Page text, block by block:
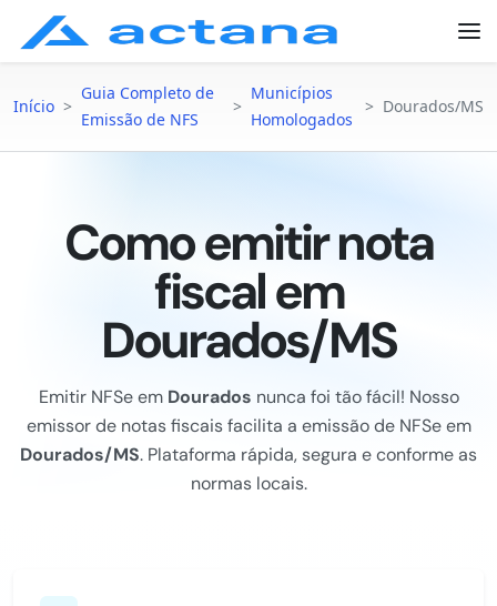
Início >
Guia Completo de
Emissão de NFS
>
Municípios
Homologados
> Dourados/MS
Como emitir nota
fiscal em
Dourados/MS
Emitir NFSe em Dourados nunca foi tão fácil! Nosso
emissor de notas fiscais facilita a emissão de NFSe em
Dourados/MS. Plataforma rápida, segura e conforme as
normas locais.